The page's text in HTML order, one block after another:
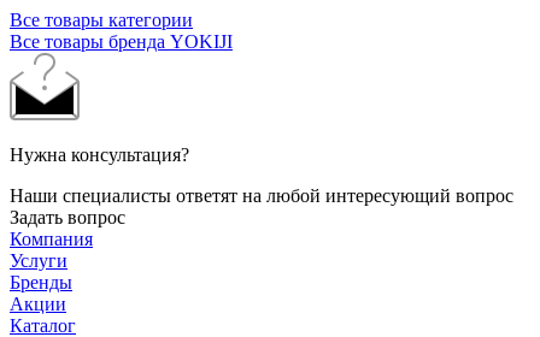
Все товары категории
Все товары бренда YOKIJI
Нужна консультация?
Наши специалисты ответят на любой интересующий вопрос
Задать вопрос
Компания
Услуги
Бренды
Акции
Каталог